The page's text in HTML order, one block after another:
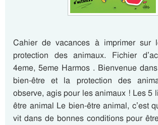
Cahier de vacances à imprimer sur
protection des animaux. Fichier
4eme, 5eme Harmos . Bienvenue
bien-être et la protection des
observe, agis pour les animaux ! Les 5
être animal Le bien-être animal, c’est
vit dans de bonnes conditions pour